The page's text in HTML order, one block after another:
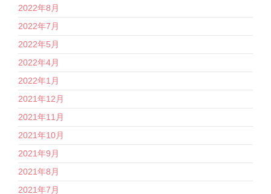
2022年8月
2022年7月
2022年5月
2022年4月
2022年1月
2021年12月
2021年11月
2021年10月
2021年9月
2021年8月
2021年7月